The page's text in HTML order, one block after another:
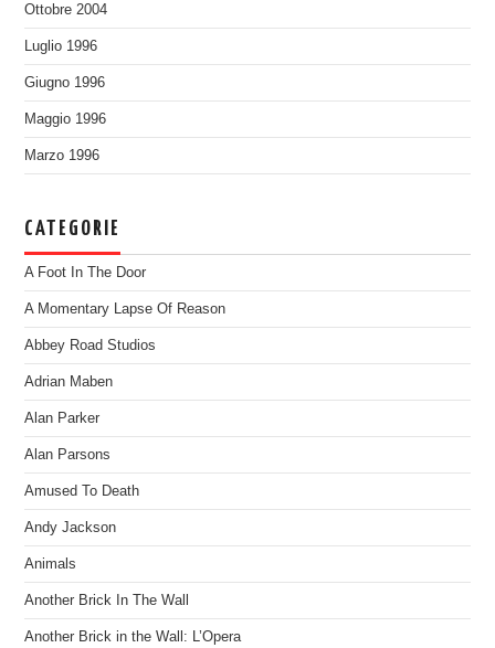
Ottobre 2004
Luglio 1996
Giugno 1996
Maggio 1996
Marzo 1996
CATEGORIE
A Foot In The Door
A Momentary Lapse Of Reason
Abbey Road Studios
Adrian Maben
Alan Parker
Alan Parsons
Amused To Death
Andy Jackson
Animals
Another Brick In The Wall
Another Brick in the Wall: L’Opera